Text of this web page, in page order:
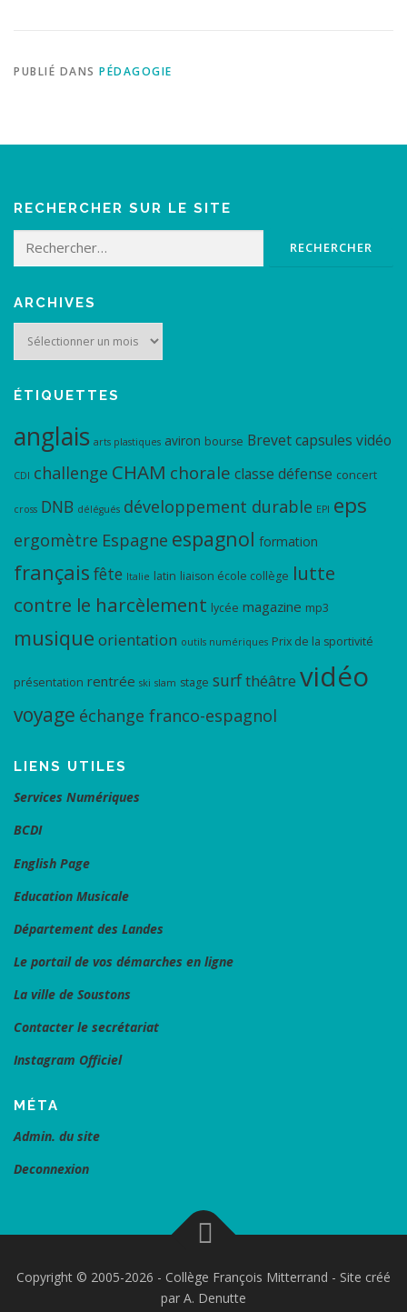
PUBLIÉ DANS PÉDAGOGIE
RECHERCHER SUR LE SITE
Rechercher :
ARCHIVES
Archives
ÉTIQUETTES
anglais arts plastiques aviron bourse Brevetcapsules vidéo
CDI challenge CHAM chorale classe défense concert
cross DNB délégués développement durable EPI eps
ergomètre Espagne espagnol formation
français fête Italie latin liaison école collège lutte
contre le harcèlement lycée magazine mp3
musique orientation outils numériques Prix de la sportivité
présentation rentrée ski slam stage surfthéâtre vidéo
voyage échange franco-espagnol
LIENS UTILES
Services Numériques
BCDI
English Page
Education Musicale
Département des Landes
Le portail de vos démarches en ligne
La ville de Soustons
Contacter le secrétariat
Instagram Officiel
MÉTA
Admin. du site
Deconnexion
Copyright © 2005-2026 - Collège François Mitterrand - Site créé
par A. Denutte